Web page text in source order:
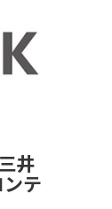
井
テ